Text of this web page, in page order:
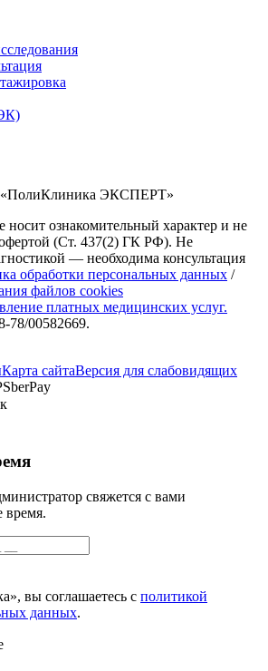
ЭКСПЕРТ»
ознакомительный характер и не
(Ст. 437(2) ГК РФ). Не
— необходима консультация
обработки персональных данных /
файлов cookies
платных медицинских услуг.
78/00582669.
Карта сайтаВерсия для слабовидящих
SberPay
свяжется с вами
время.
вы соглашаетесь с политикой
данных.